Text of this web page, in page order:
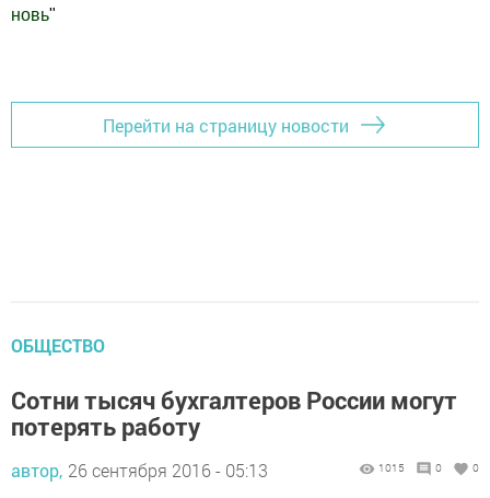
новь"
Перейти на страницу новости
ОБЩЕСТВО
Сотни тысяч бухгалтеров России могут
потерять работу
автор, 26 сентября 2016 - 05:13 1015 0 0